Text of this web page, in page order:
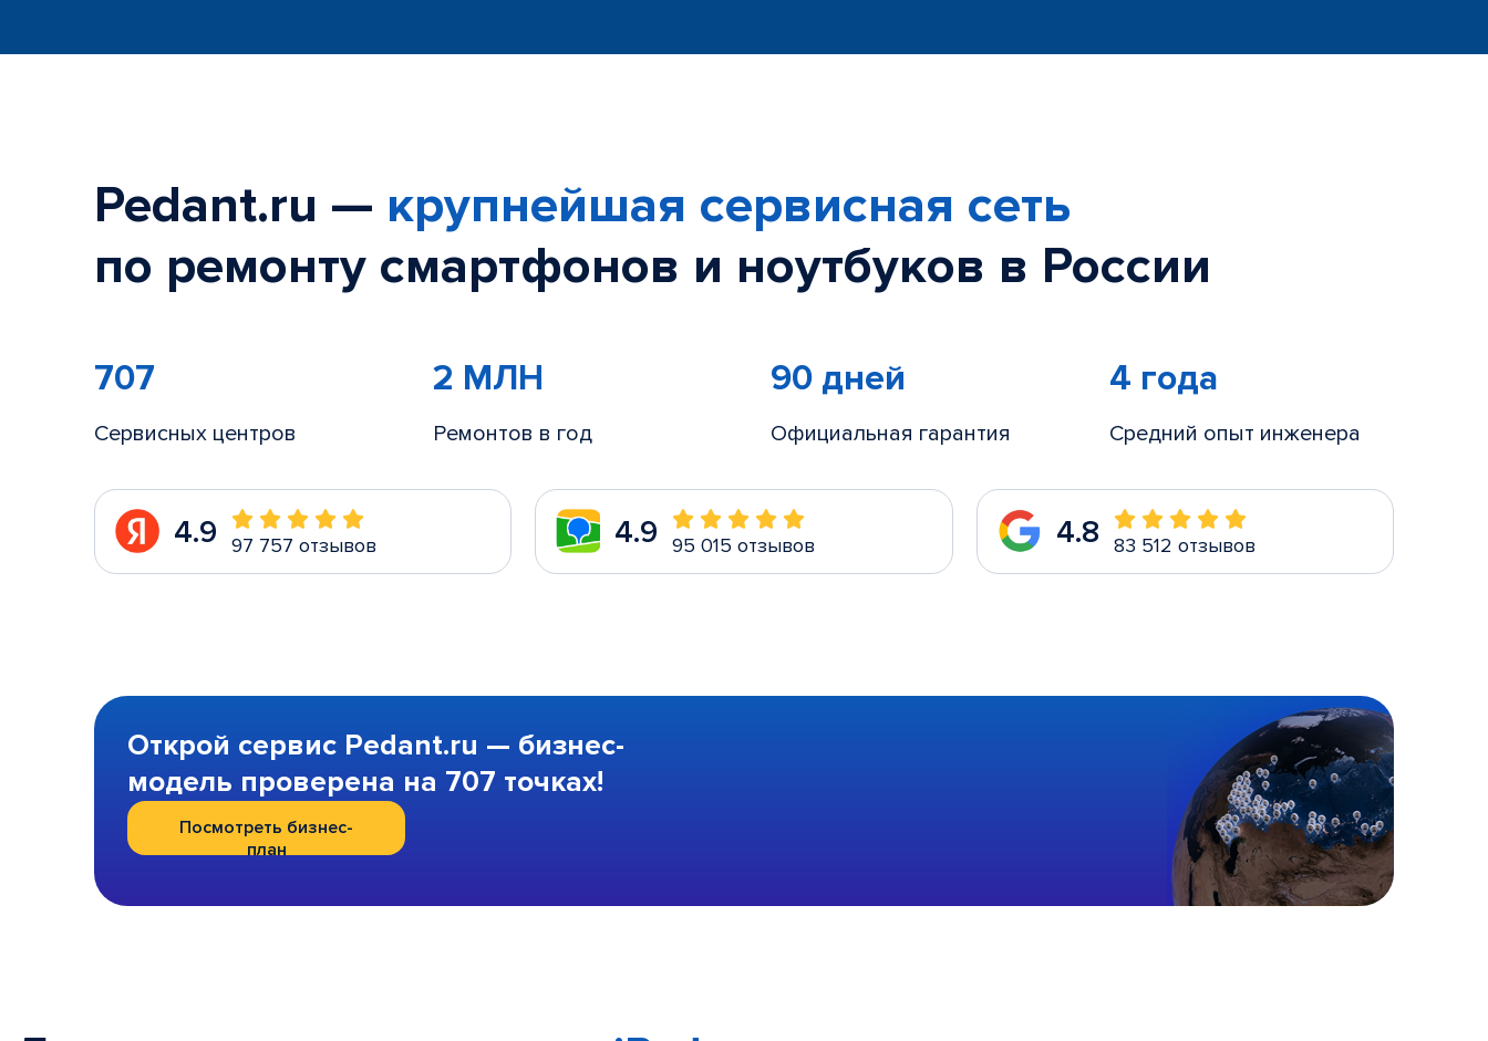
Pedant.ru — крупнейшая сервисная сеть
по ремонту смартфонов и ноутбуков в России
707
Сервисных центров
2 МЛН
Ремонтов в год
90 дней
Официальная гарантия
4 года
Средний опыт инженера
4.9 97 757 отзывов 4.9 95 015 отзывов 4.8 83 512 отзывов
Открой сервис Pedant.ru — бизнес-
модель проверена на 707 точках!
Посмотреть бизнес-
план